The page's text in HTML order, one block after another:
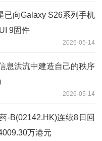
已向Galaxy S26系列手机
9固件
2026-05-14
息洪流中建造自己的秩序
2026-05-14
-B(02142.HK)连续8日回
万港元